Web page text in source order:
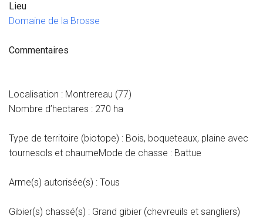
Lieu
Domaine de la Brosse
Commentaires
Localisation : Montrereau (77)
Nombre d’hectares : 270 ha
Type de territoire (biotope) : Bois, boqueteaux, plaine avec
tournesols et chaumeMode de chasse : Battue
Arme(s) autorisée(s) : Tous
Gibier(s) chassé(s) : Grand gibier (chevreuils et sangliers)